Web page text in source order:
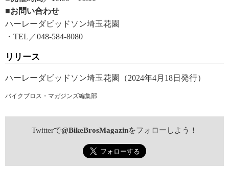
■お問い合わせ
ハーレーダビッドソン埼玉花園
・TEL／048-584-8080
リリース
ハーレーダビッドソン埼玉花園（2024年4月18日発行）
バイクブロス・マガジンズ編集部
Twitterで@BikeBrosMagazinをフォローしよう！